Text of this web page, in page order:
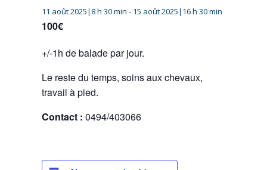
11 août 2025|8 h 30 min - 15 août 2025|16 h 30 min
100€
+/-1h de balade par jour.
Le reste du temps, soins aux chevaux,
travail à pied.
Contact : 0494/403066